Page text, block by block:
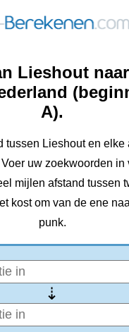
Lieshout
A).
tussen Lieshout en elke
uw zoekwoorden in
mijlen afstand tussen
kost om van de ene
punk.
⇢